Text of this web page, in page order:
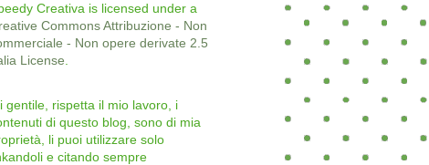
Creativa is licensed under a
Commons Attribuzione - Non
- Non opere derivate 2.5
License
gentile, rispetta il mio lavoro, i
di questo blog, sono di mia
li puoi utilizzare solo
e citando sempre